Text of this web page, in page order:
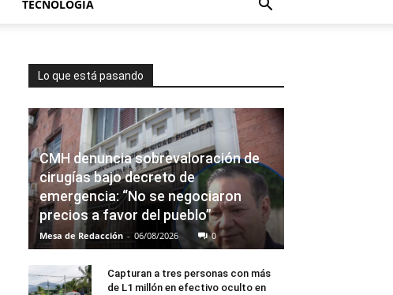
TECNOLOGÍA
Lo que está pasando
CMH denuncia sobrevaloración de
cirugías bajo decreto de
emergencia: “No se negociaron
precios a favor del pueblo”
Mesa de Redacción - 06/08/2026 0
Capturan a tres personas con más
de L1 millón en efectivo oculto en